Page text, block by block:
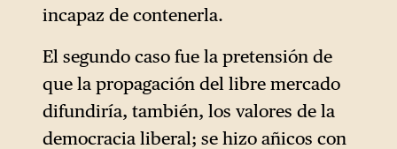
incapaz de contenerla.
El segundo caso fue la pretensión de
que la propagación del libre mercado
difundiría, también, los valores de la
democracia liberal; se hizo añicos con